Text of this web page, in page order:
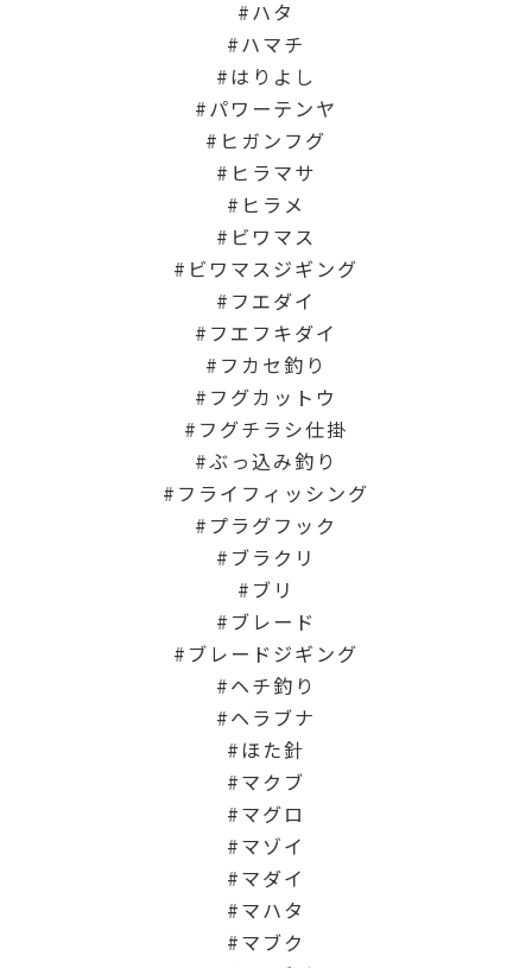
ハタ
ハマチ
はりよし
パワーテンヤ
ヒガンフグ
ヒラマサ
ヒラメ
ビワマス
ビワマスジギング
フエダイ
フエフキダイ
フカセ釣り
フグカットウ
フグチラシ仕掛
ぶっ込み釣り
フライフィッシング
プラグフック
ブラクリ
ブリ
ブレード
ブレードジギング
ヘチ釣り
ヘラブナ
ほた針
マクブ
マグロ
マゾイ
マダイ
マハタ
マブク